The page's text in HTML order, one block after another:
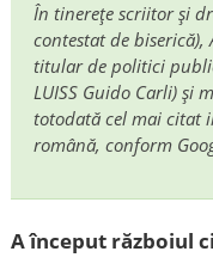
În tinerețe scriitor și
contestat de
titular de politici
LUISS Guido Carli) și
totodată cel mai citat
română, conform
A început războiul